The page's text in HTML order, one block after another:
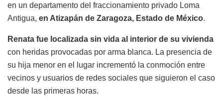
en un departamento del fraccionamiento privado Loma
Antigua, en Atizapán de Zaragoza, Estado de México.
Renata fue localizada sin vida al interior de su vivienda
con heridas provocadas por arma blanca. La presencia de
su hija menor en el lugar incrementó la conmoción entre
vecinos y usuarios de redes sociales que siguieron el caso
desde las primeras horas.